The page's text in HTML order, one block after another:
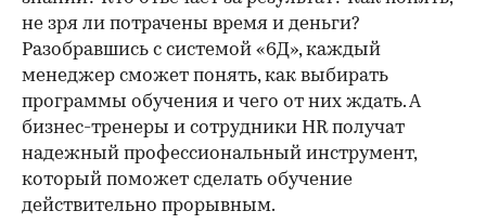
не зря ли потрачены время и деньги?
Разобравшись с системой «6Д», каждый
менеджер сможет понять, как выбирать
программы обучения и чего от них ждать. А
бизнес-тренеры и сотрудники HR получат
надежный профессиональный инструмент,
который поможет сделать обучение
действительно прорывным.